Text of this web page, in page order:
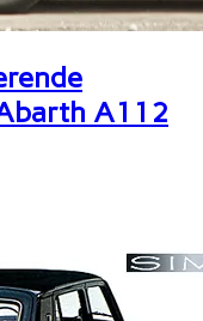
A112